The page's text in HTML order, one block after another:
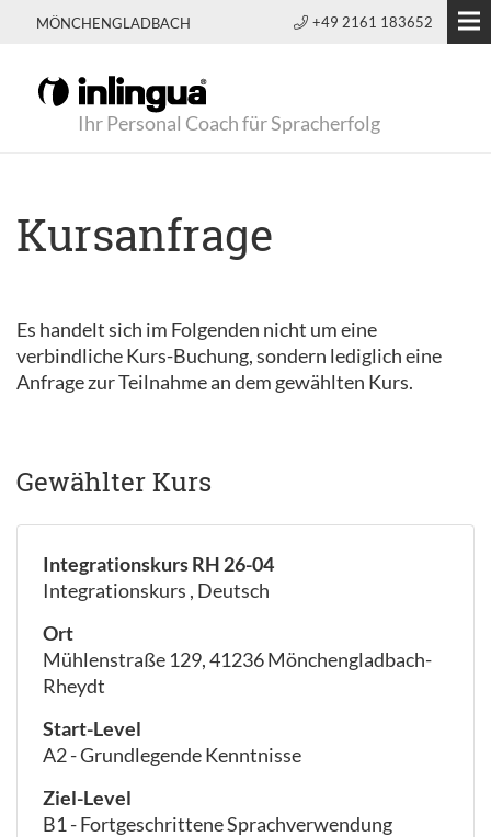
MÖNCHENGLADBACH +49 2161 183652
Ihr Personal Coach für Spracherfolg
Kursanfrage
Es handelt sich im Folgenden nicht um eine
verbindliche Kurs-Buchung, sondern lediglich eine
Anfrage zur Teilnahme an dem gewählten Kurs.
Gewählter Kurs
Integrationskurs RH 26-04
Integrationskurs , Deutsch
Ort
Mühlenstraße 129, 41236 Mönchengladbach-
Rheydt
Start-Level
A2 - Grundlegende Kenntnisse
Ziel-Level
B1 - Fortgeschrittene Sprachverwendung